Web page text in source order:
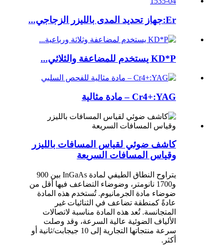
Er:جهاز تحديد المدى بالليزر الزجاجي...
KD*P يستخدم للمضاعفة والثلاثي...
Cr4+:YAG – مادة مثالية
كاشف ضوئي لقياس المسافات بالليزر
وقياس المسافات السريعة
يتراوح النطاق الطيفي لمادة InGaAs بين 900
و1700 نانومتر، وضوضاء التضاعف فيها أقل من
ضوضاء مادة الجرمانيوم. تُستخدم هذه المادة
عادةً كمنطقة تضاعف في الثنائيات غير
المتجانسة. تُعد هذه المادة مناسبة لاتصالات
الألياف الضوئية عالية السرعة، وقد وصلت
سرعة منتجاتها التجارية إلى 10 جيجابت/ثانية أو
أكثر.